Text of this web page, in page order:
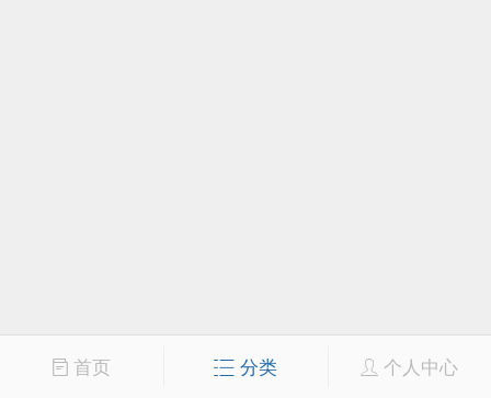
首页 分类 个人中心